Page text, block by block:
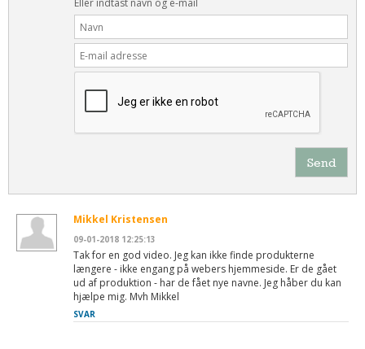
Rengøring Af Overflader
Pletleksikon
Eller indtast navn og e-mail
Send
Mikkel Kristensen
09-01-2018 12:25:13
Tak for en god video. Jeg kan ikke finde produkterne
længere - ikke engang på webers hjemmeside. Er de gået
ud af produktion - har de fået nye navne. Jeg håber du kan
hjælpe mig. Mvh Mikkel
SVAR